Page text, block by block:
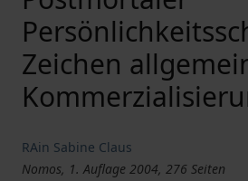
Zeichen
RAin Sabine Claus
Nomos, 1. Auflage 2004, 276 Seiten